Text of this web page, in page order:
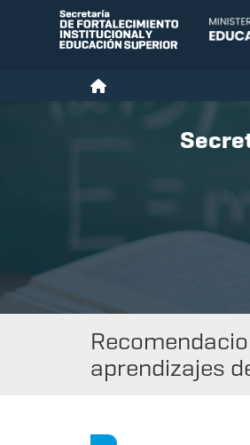
aprendizajes